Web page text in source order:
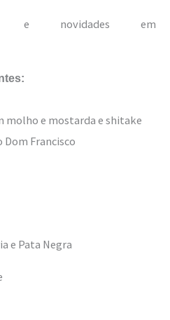
e novidades em
molho e mostarda e shitake
Dom Francisco
e Pata Negra